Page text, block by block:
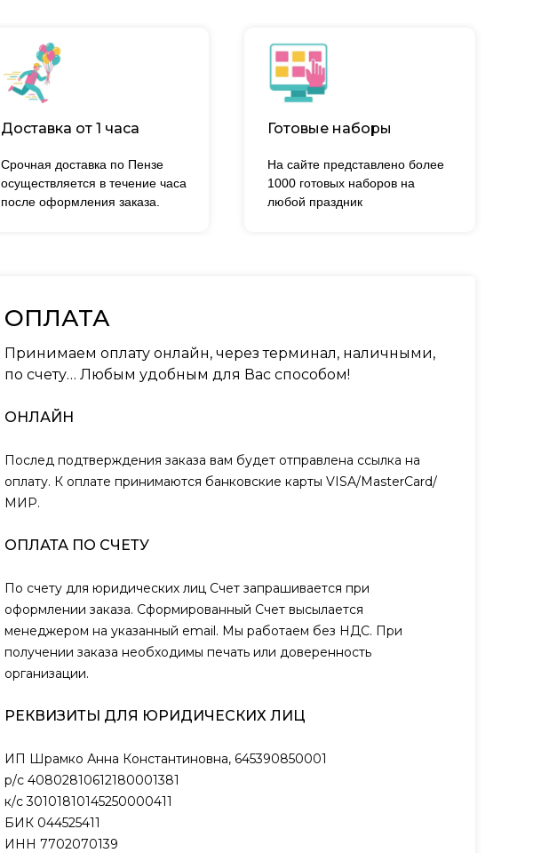
Срочная доставка по Пензе
осуществляется в течение часа
после оформления заказа.
Доставка от 1 часа
На сайте представлено более
1000 готовых наборов на
любой праздник
Готовые наборы
ОПЛАТА
Принимаем оплату онлайн, через терминал, наличными,
по счету… Любым удобным для Вас способом!
ОНЛАЙН
Послед подтверждения заказа вам будет отправлена ссылка на
оплату. К оплате принимаются банковские карты VISA/MasterCard/
МИР.
ОПЛАТА ПО СЧЕТУ
По счету для юридических лиц Счет запрашивается при
оформлении заказа. Сформированный Счет высылается
менеджером на указанный email. Мы работаем без НДС. При
получении заказа необходимы печать или доверенность
организации.
РЕКВИЗИТЫ ДЛЯ ЮРИДИЧЕСКИХ ЛИЦ
ИП Шрамко Анна Константиновна, 645390850001
р/с 40802810612180001381
к/с 30101810145250000411
БИК 044525411
ИНН 7702070139